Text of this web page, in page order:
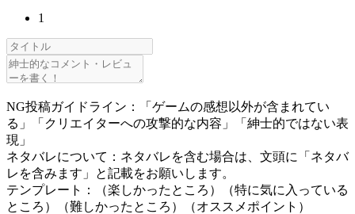
1
NG投稿ガイドライン：「ゲームの感想以外が含まれてい
る」「クリエイターへの攻撃的な内容」「紳士的ではない表
現」
ネタバレについて：ネタバレを含む場合は、文頭に「ネタバ
レを含みます」と記載をお願いします。
テンプレート：（楽しかったところ）（特に気に入っている
ところ）（難しかったところ）（オススメポイント）